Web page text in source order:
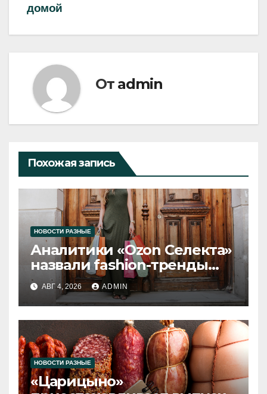
домой
От admin
Похожая запись
НОВОСТИ РАЗНЫЕ
Аналитики «Ozon Селекта»
назвали fashion-тренды
2026 года
АВГ 4, 2026 ADMIN
НОВОСТИ РАЗНЫЕ
«Царицыно»